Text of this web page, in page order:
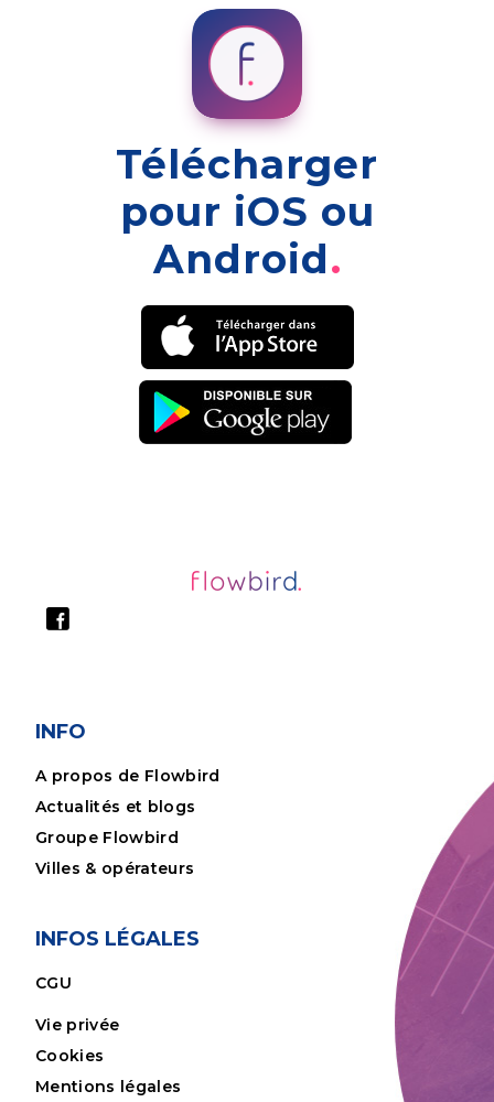
Télécharger
pour iOS ou
Android
INFO
A propos de Flowbird
Actualités et blogs
Groupe Flowbird
Villes & opérateurs
INFOS LÉGALES
CGU
Vie privée
Cookies
Mentions légales